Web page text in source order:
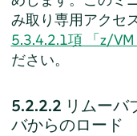
み取り専用アクセ
5.3.4.2.1項 「z/VM
ださい。
5.2.2.2 リムーバ
バからのロード